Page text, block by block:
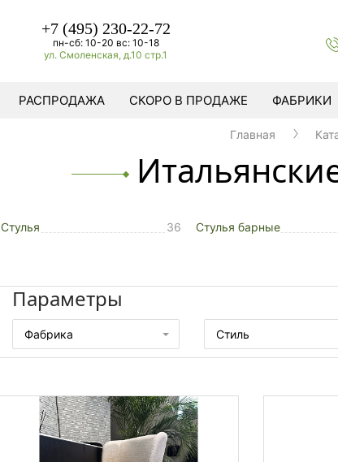
+7 (495) 230-22-72
пн-сб: 10-20 вс: 10-18
ул. Смоленская, д.10 стр.1
РАСПРОДАЖА СКОРО В ПРОДАЖЕ ФАБРИКИ
Главная
Стулья 36 Стулья барные
Параметры
Фабрика Стиль